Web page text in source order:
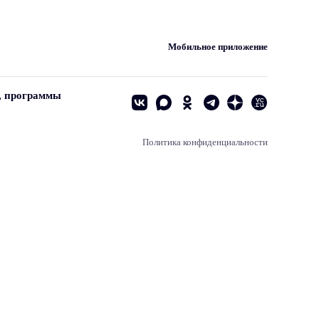
Мобильное приложение
программы
Политика конфиденциальности